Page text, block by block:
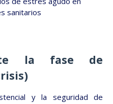
sanitarios
la fase de
y la seguridad de